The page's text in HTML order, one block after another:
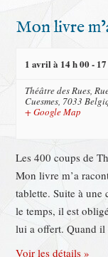
Mon livre
1 avril à 14 h 00-
Théâtre des Rues,
Cuesmes, 7033
+ Google Map
Les 400 coups de
Mon livre m’a
tablette. Suite à une
le temps, il est
lui a offert. Quand
Voir les détails »